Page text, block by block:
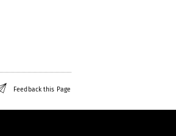
Feedback this Page